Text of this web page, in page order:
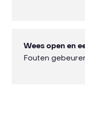
Wees open en
Fouten